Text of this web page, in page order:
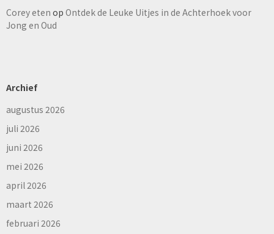
Corey eten op Ontdek de Leuke Uitjes in de Achterhoek voor
Jong en Oud
Archief
augustus 2026
juli 2026
juni 2026
mei 2026
april 2026
maart 2026
februari 2026